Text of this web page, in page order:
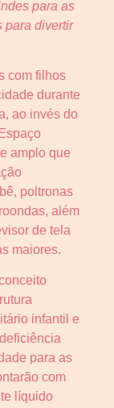
para as
para divertir
com filhos
durante
ao invés do
amplo que
poltronas
além
de tela
maiores.
infantil e
para as
com
líquido